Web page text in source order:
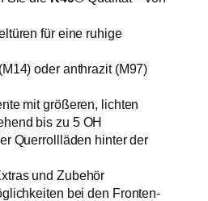
für eine ruhige
oder anthrazit (M97)
mit größeren, lichten
bis zu 5 OH
Querrollläden hinter der
und Zubehör
bei den Fronten-